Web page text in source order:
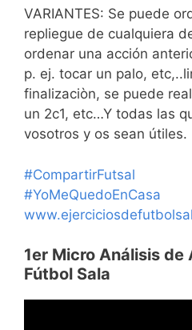
VARIANTES: Se puede
repliegue de cualquiera
ordenar una acción
p. ej. tocar un palo,
finalizaciòn, se puede
un 2c1, etc…Y todas las
vosotros y os sean útiles.
#CompartirFutsal
#YoMeQuedoEnCasa
1er Micro Análisis de
Fútbol Sala